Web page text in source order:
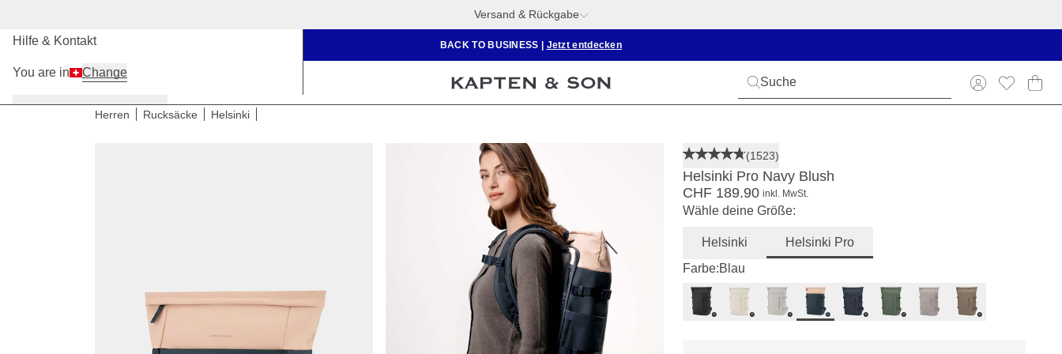
Versand & Rückgabe
BACK TO BUSINESS Jetzt entdecken
Herren Kinder
Hilfe & Kontakt
You are in Change
Herren Rucksäcke Helsinki
(1523)
Helsinki Pro Navy Blush
CHF 189.90 inkl. MwSt.
Wähle deine Größe:
Helsinki
Helsinki Pro
Farbe:Blau